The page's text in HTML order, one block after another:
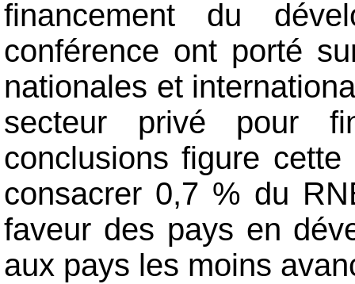
financement du
conférence ont porté
nationales et
secteur privé pour
conclusions figure
consacrer 0,7 % du
faveur des pays en
aux pays les moins